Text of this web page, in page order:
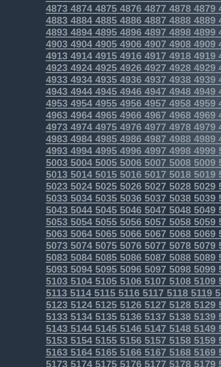
4873487448754876487748784879
4883488448854886488748884889
4893489448954896489748984899
49034904490549064907 49084909
49134914491549164917 49184919
4923492449254926492749284929
49334934493549364937 49384939
49434944494549464947 49484949
49534954495549564957 49584959
49634964496549664967 49684969
49734974497549764977 49784979
49834984498549864987 49884989
49934994499549964997 49984999
50035004500550065007 50085009
50135014501550165017 50185019
5023502450255026502750285029
5033503450355036503750385039
5043504450455046504750485049
5053505450555056505750585059
5063506450655066506750685069
5073507450755076507750785079
5083508450855086508750885089
5093509450955096509750985099
5103510451055106510751085109
5113511451155116511751185119
5123512451255126512751285129
5133513451355136513751385139
5143514451455146514751485149
5153515451555156515751585159
5163516451655166516751685169
5173517451755176517751785179